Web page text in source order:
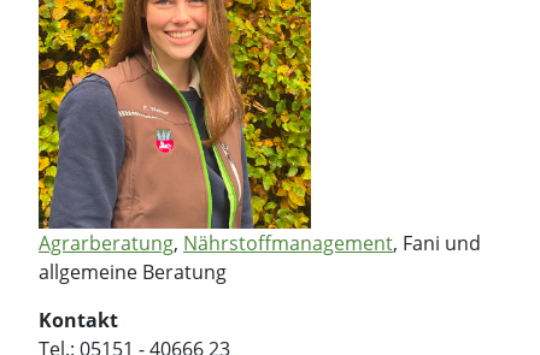
Agrarberatung, Nährstoffmanagement, Fani und
allgemeine Beratung
Kontakt
Tel.: 05151 - 40666 23